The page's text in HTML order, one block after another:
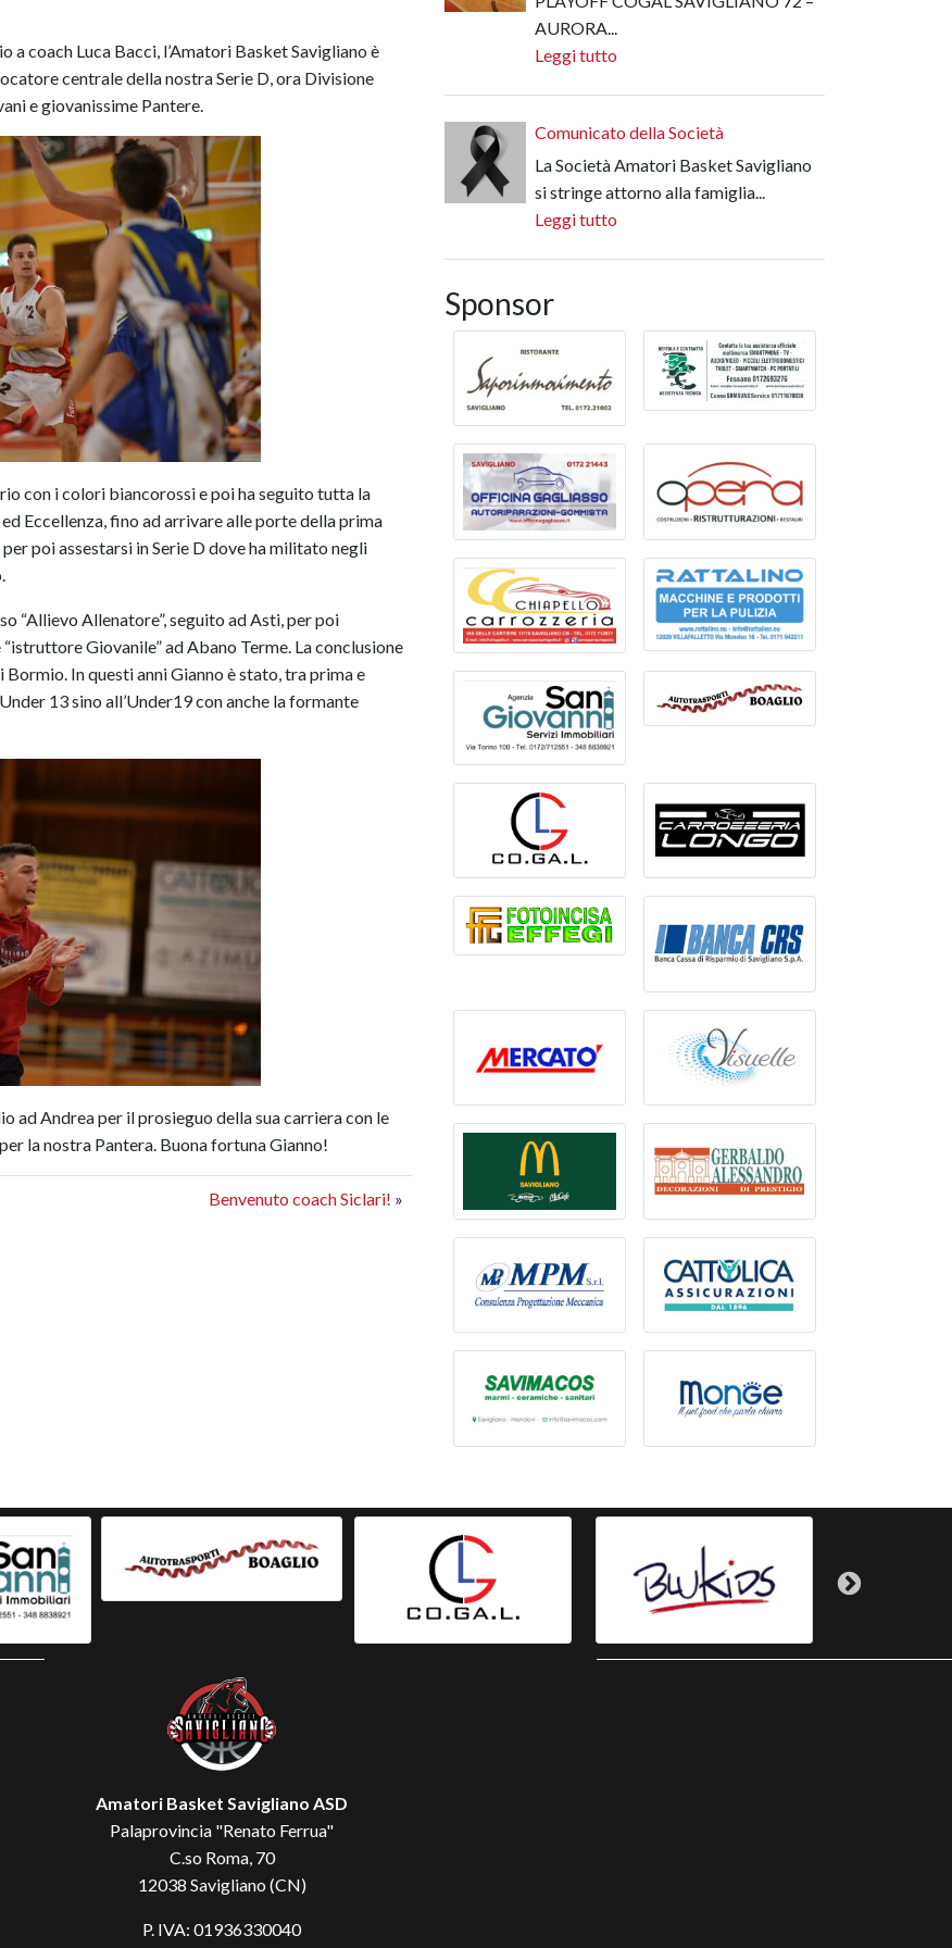
coach Luca Bacci, l’Amatori Basket Savigliano è
centrale della nostra Serie D, ora Divisione
e giovanissime Pantere.
con i colori biancorossi e poi ha seguito tutta la
Eccellenza, fino ad arrivare alle porte della prima
poi assestarsi in Serie D dove ha militato negli
“Allievo Allenatore”, seguito ad Asti, per poi
Giovanile” ad Abano Terme. La conclusione
In questi anni Gianno è stato, tra prima e
13 sino all’Under19 con anche la formante
ad Andrea per il prosieguo della sua carriera con le
la nostra Pantera. Buona fortuna Gianno!
Benvenuto coach Siclari! »
AURORA...
Leggi tutto
Comunicato della Società
La Società Amatori Basket Savigliano
si stringe attorno alla famiglia...
Leggi tutto
Sponsor
Amatori Basket Savigliano ASD
Palaprovincia "Renato Ferrua"
C.so Roma, 70
12038 Savigliano (CN)
P. IVA: 01936330040